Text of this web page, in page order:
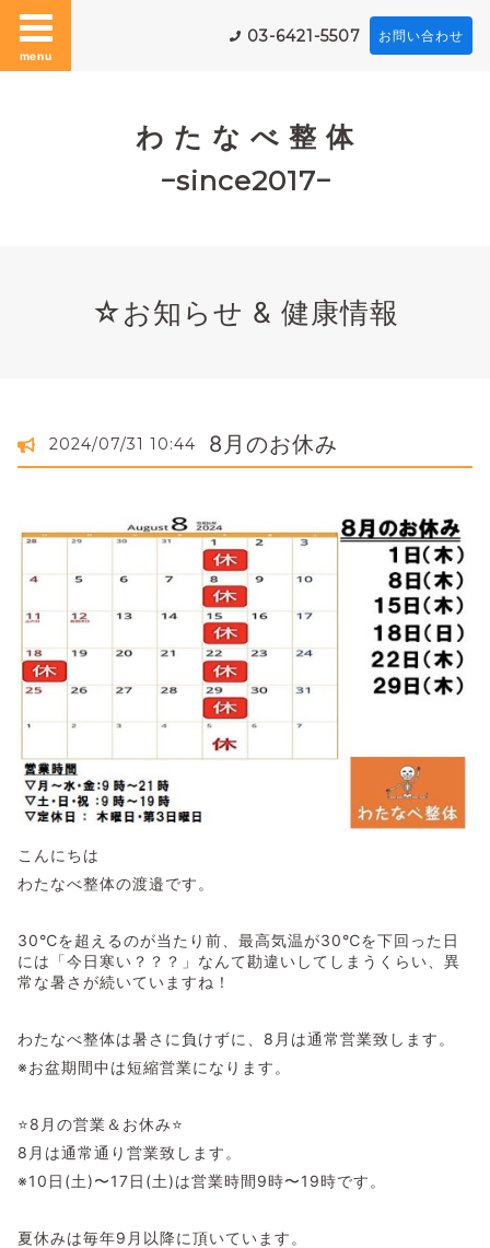
menu
03-6421-5507 お問い合わせ
わ た な べ 整 体
−since2017−
☆お知らせ & 健康情報
2024/07/31 10:44 8月のお休み
こんにちは
わたなべ整体の渡邉です。
30℃を超えるのが当たり前、最高気温が30℃を下回った日
には「今日寒い？？？」なんて勘違いしてしまうくらい、異
常な暑さが続いていますね！
わたなべ整体は暑さに負けずに、8月は通常営業致します。
※お盆期間中は短縮営業になります。
⭐️8月の営業＆お休み⭐️
8月は通常通り営業致します。
※10日(土)〜17日(土)は営業時間9時〜19時です。
夏休みは毎年9月以降に頂いています。